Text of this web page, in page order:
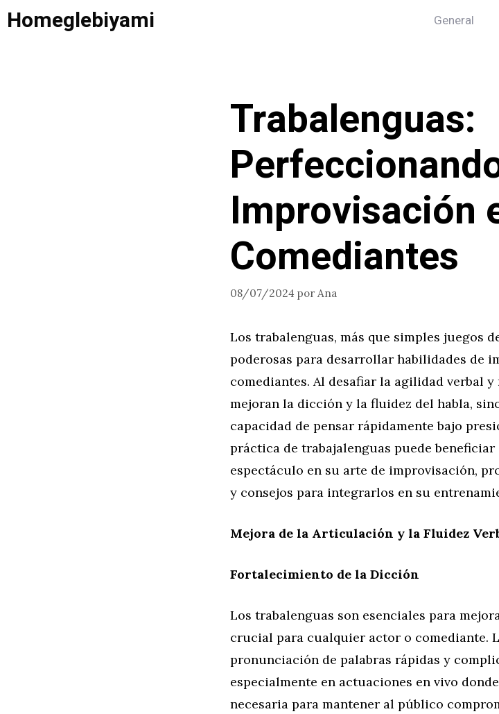
Saltar
alHomeglebiyami General
Trabalenguas:
Improvisación
Comediantes
08/07/2024 por Ana
Los trabalenguas, más que simples juegos
poderosas para desarrollar habilidades de
comediantes. Al desafiar la agilidad verbal
mejoran la dicción y la fluidez del habla,
capacidad de pensar rápidamente bajo
práctica de trabajalenguas puede
espectáculo en su arte de improvisación,
y consejos para integrarlos en su
Mejora de la Articulación y la Fluidez
Fortalecimiento de la Dicción
Los trabalenguas son esenciales para
crucial para cualquier actor o comediante.
pronunciación de palabras rápidas y
especialmente en actuaciones en vivo
necesaria para mantener al público